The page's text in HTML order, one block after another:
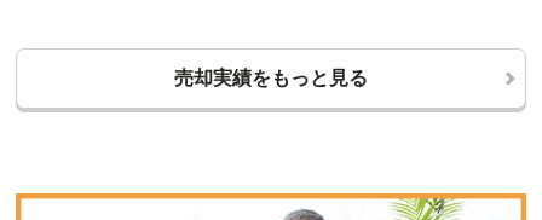
売却実績をもっと見る